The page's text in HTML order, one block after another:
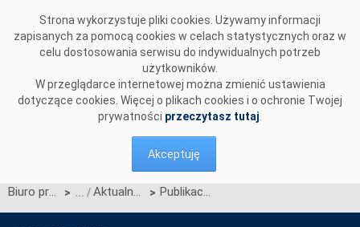
Strona wykorzystuje pliki cookies. Używamy informacji
zapisanych za pomocą cookies w celach statystycznych oraz w
celu dostosowania serwisu do indywidualnych potrzeb
użytkowników.
W przeglądarce internetowej można zmienić ustawienia
dotyczące cookies. Więcej o plikach cookies i o ochronie Twojej
prywatności przeczytasz tutaj
Akceptuję
Biuro prasowe > Aktualności > Publikacja instrukcji dotyczącej subskrypcji informacji o okresach zagrożenia oraz powiadomień o testowym okresie zagrożenia